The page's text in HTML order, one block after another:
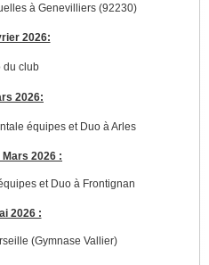
à Genevilliers (92230)
2026:
du club
2026:
équipes et Duo à Arles
Mars 2026 :
et Duo à Frontignan
2026 :
(Gymnase Vallier)